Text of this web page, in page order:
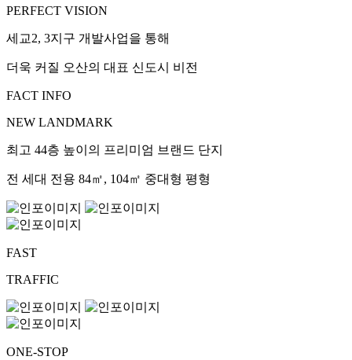
PERFECT VISION
세교2, 3지구 개발사업을 통해
더욱 커질 오산의 대표 신도시 비전
FACT INFO
NEW LANDMARK
최고 44층 높이의 프리미엄 브랜드 단지
전 세대 전용 84㎡, 104㎡ 중대형 평형
FAST
TRAFFIC
ONE-STOP